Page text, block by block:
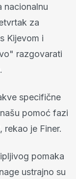
nacionalnu
za
Kijevom i
razgovarati
specifične
pomoć fazi
rekao je Finer.
pomaka
ustrajno su